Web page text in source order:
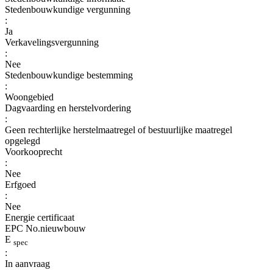
Stedenbouwkundige vergunning
:
Ja
Verkavelingsvergunning
:
Nee
Stedenbouwkundige bestemming
:
Woongebied
Dagvaarding en herstelvordering
:
Geen rechterlijke herstelmaatregel of bestuurlijke maatregel
opgelegd
Voorkooprecht
:
Nee
Erfgoed
:
Nee
Energie certificaat
EPC No.nieuwbouw
E spec
:
In aanvraag